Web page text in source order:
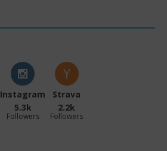
Instagram
5.3k
Followers
Strava
2.2k
Followers